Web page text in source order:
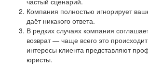
Компания полностью игнорирует
даёт никакого ответа.
В редких случаях компания
возврат — чаще всего это
интересы клиента представляют
юристы.